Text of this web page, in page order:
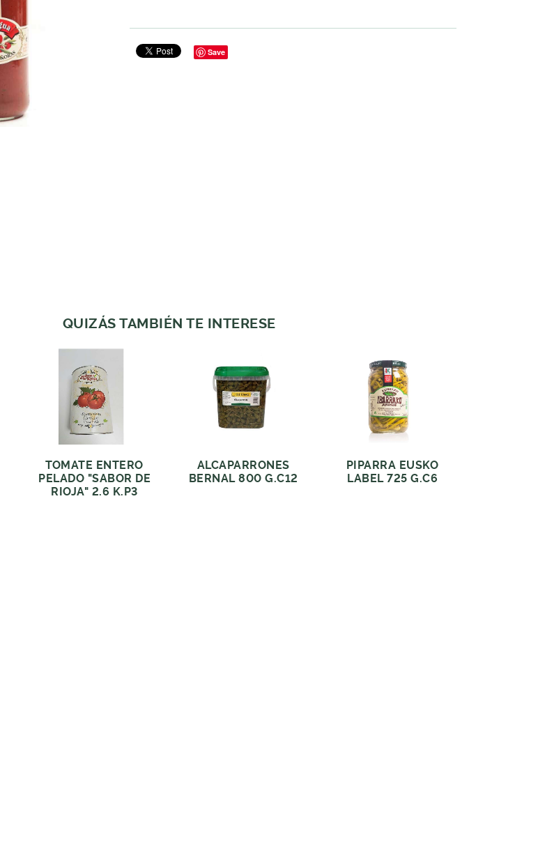
Save
QUIZÁS TAMBIÉN TE INTERESE
TOMATE ENTERO
PELADO "SABOR DE
RIOJA" 2.6 K.P3
ALCAPARRONES
BERNAL 800 G.C12
PIPARRA EUSKO
LABEL 725 G.C6